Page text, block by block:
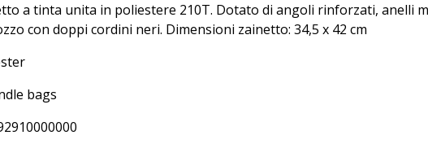
a tinta unita in poliestere 210T. Dotato di angoli rinforzati, anelli
con doppi cordini neri. Dimensioni zainetto: 34,5 x 42 cm